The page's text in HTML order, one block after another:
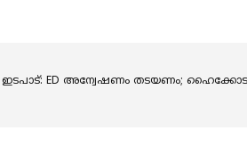
ഇടപാട്: ED അന്വേഷണം തടയണം;